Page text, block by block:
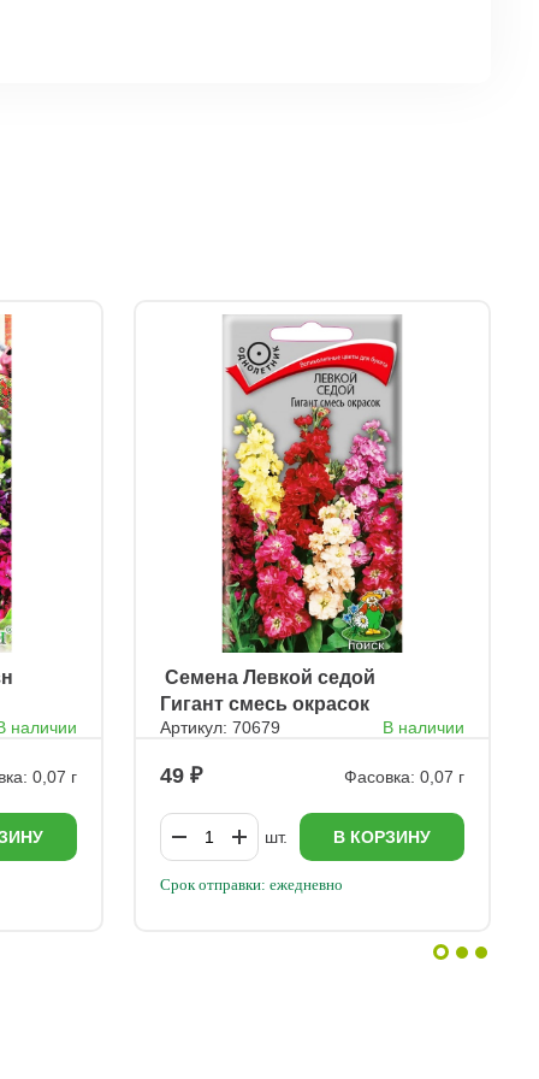
наличии
0,07 г
ㅤ Семена Левкой седой
Гигант смесь окрасок
Артикул: 70679 В наличии
49 Фасовка: 0,07 г
шт. В КОРЗИНУ
Срок отправки: ежедневно